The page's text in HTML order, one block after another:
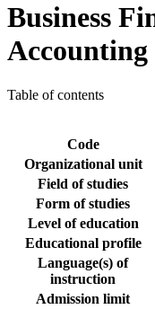
Business
Accounting
Table of contents
Code
Organizational unit
Field of studies
Form of studies
Level of education
Educational profile
Language(s) of
instruction
Admission limit